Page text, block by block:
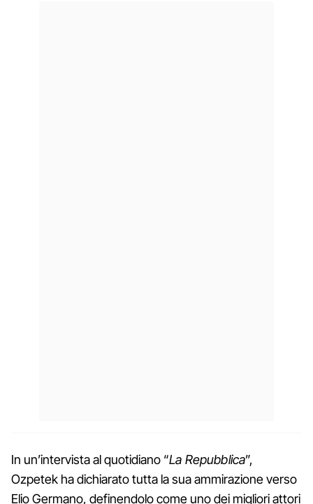
In un’intervista al quotidiano “La Repubblica”,
Ozpetek ha dichiarato tutta la sua ammirazione verso
Elio Germano, definendolo come uno dei migliori attori